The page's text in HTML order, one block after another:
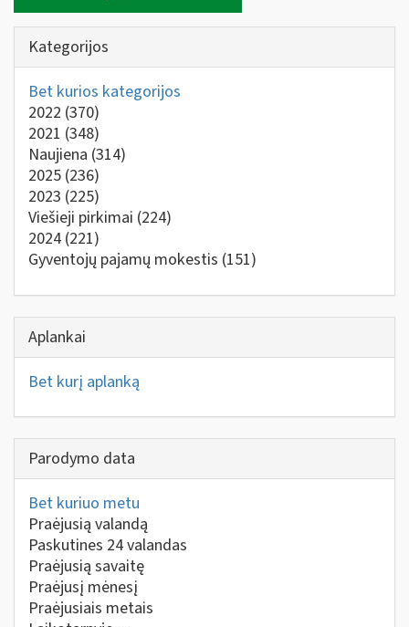
Kategorijos
Bet kurios kategorijos
2022 (370)
2021 (348)
Naujiena (314)
2025 (236)
2023 (225)
Viešieji pirkimai (224)
2024 (221)
Gyventojų pajamų mokestis (151)
Aplankai
Bet kurį aplanką
Parodymo data
Bet kuriuo metu
Praėjusią valandą
Paskutines 24 valandas
Praėjusią savaitę
Praėjusį mėnesį
Praėjusiais metais